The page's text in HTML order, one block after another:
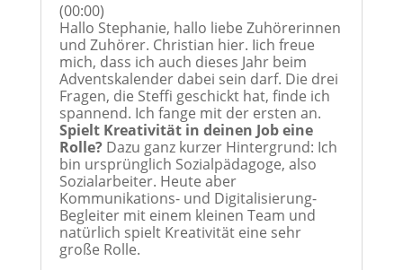
(00:00)
Hallo Stephanie, hallo liebe Zuhörerinnen
und Zuhörer. Christian hier. Iich freue
mich, dass ich auch dieses Jahr beim
Adventskalender dabei sein darf. Die drei
Fragen, die Steffi geschickt hat, finde ich
spannend. Ich fange mit der ersten an.
Spielt Kreativität in deinen Job eine
Rolle?Dazu ganz kurzer Hintergrund: Ich
bin ursprünglich Sozialpädagoge, also
Sozialarbeiter. Heute aber
Kommunikations- und Digitalisierung-
Begleiter mit einem kleinen Team und
natürlich spielt Kreativität eine sehr
große Rolle.